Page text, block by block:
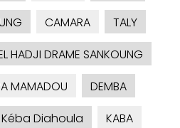
CAMARA
TALY
HADJI DRAME SANKOUNG
MAMADOU
DEMBA
Kéba Diahoula
KABA